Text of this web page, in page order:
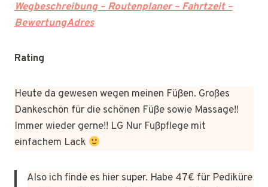
Wegbeschreibung – Routenplaner – Fahrtzeit –
BewertungAdres
Rating
Heute da gewesen wegen meinen Füßen. Großes
Dankeschön für die schönen Füße sowie Massage!!
Immer wieder gerne!! LG Nur Fußpflege mit
einfachem Lack
Also ich finde es hier super. Habe 47€ für Pediküre